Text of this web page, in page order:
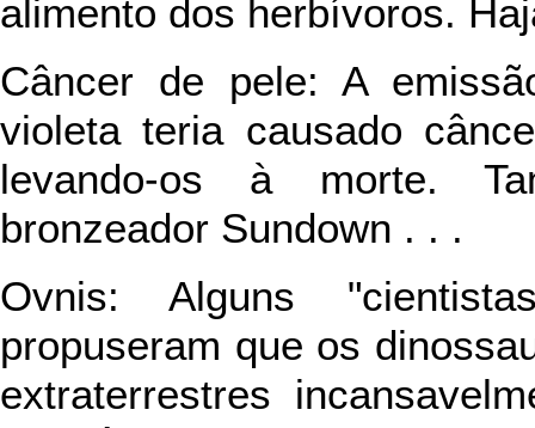
alimento dos herbívoros.
Câncer de pele: A
violeta teria causado
levando-os à morte.
bronzeador Sundown . . .
Ovnis: Alguns
propuseram que os
extraterrestres